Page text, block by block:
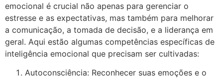
emocional é crucial não apenas para gerenciar o
estresse e as expectativas, mas também para melhorar
a comunicação, a tomada de decisão, e a liderança em
geral. Aqui estão algumas competências específicas de
inteligência emocional que precisam ser cultivadas:
Autoconsciência: Reconhecer suas emoções e o